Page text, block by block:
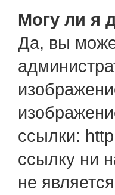
Могу ли я
Да, вы
ссылки:
ссылку ни
не